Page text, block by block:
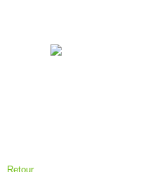
Retour